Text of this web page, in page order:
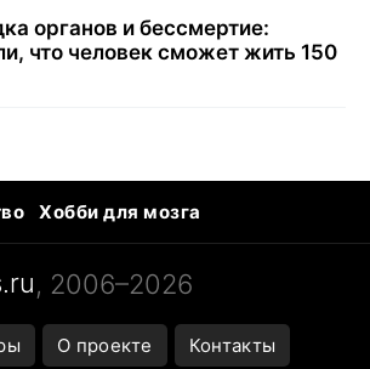
органов и бессмертие:
что человек сможет жить 150
Хобби для мозга
Тунцы в океанариуме
, 2006–2026
О проекте Контакты